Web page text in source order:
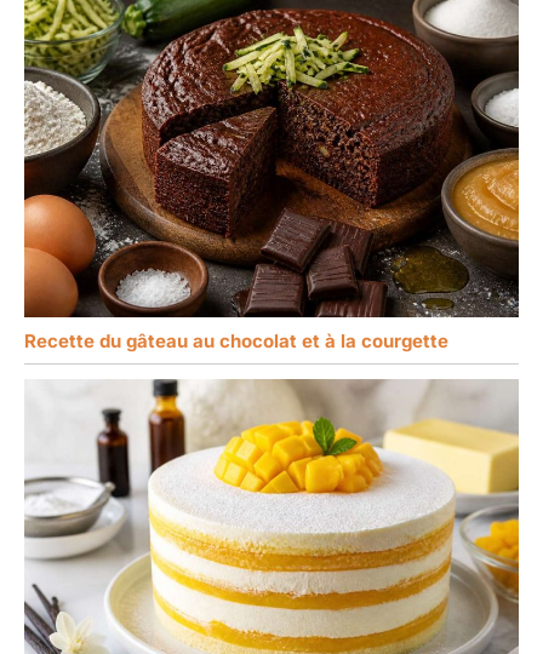
Recette du gâteau au chocolat et à la courgette